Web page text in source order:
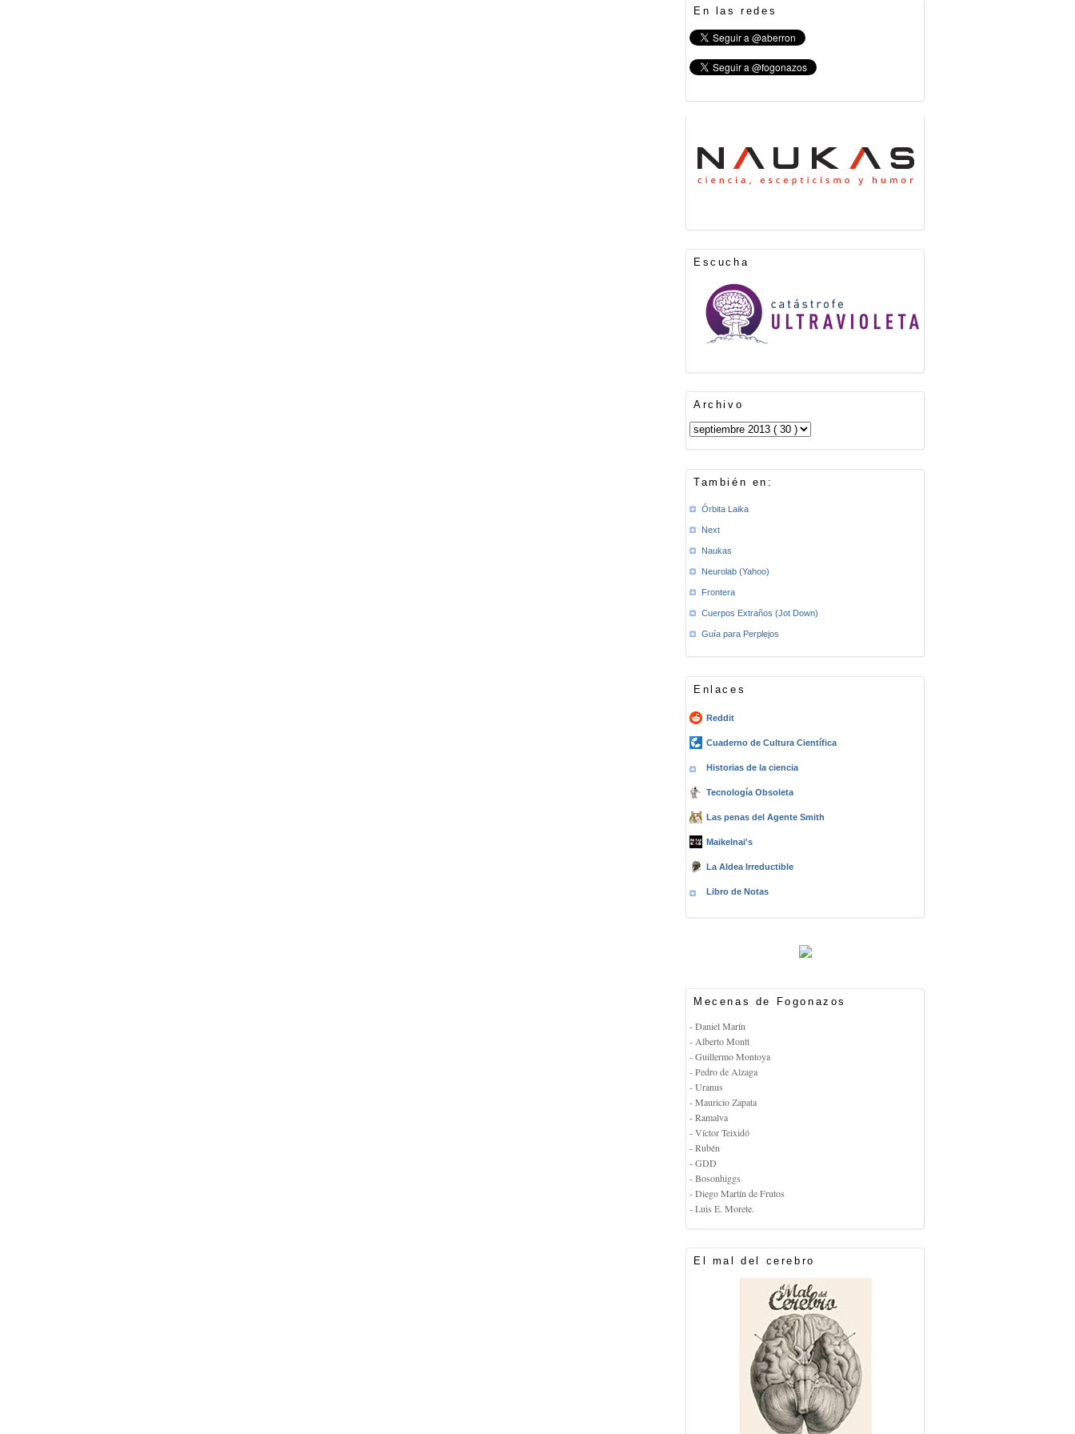
En las redes
Escucha
Archivo
También en:
Órbita Laika
Next
Naukas
Neurolab (Yahoo)
Frontera
Cuerpos Extraños (Jot Down)
Guía para Perplejos
Enlaces
Reddit
Cuaderno de Cultura Científica
Historias de la ciencia
Tecnología Obsoleta
Las penas del Agente Smith
Maikelnai's
La Aldea Irreductible
Libro de Notas
Mecenas de Fogonazos
- Daniel Marín
- Alberto Montt
- Guillermo Montoya
- Pedro de Alzaga
- Uranus
- Mauricio Zapata
- Ramalva
- Víctor Teixidó
- Rubén
- GDD
- Bosonhiggs
- Diego Martín de Frutos
- Luis E. Morete.
El mal del cerebro